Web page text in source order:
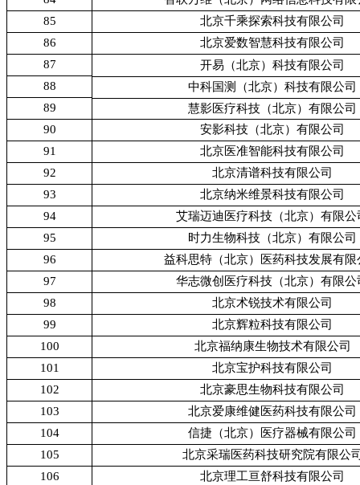
85
北京千乘探索科技有限公司
86
北京爱数智慧科技有限公司
87
开易（北京）科技有限公司
88
中科国测（北京）科技有限公司
89
慧影医疗科技（北京）有限公司
90
安影科技（北京）有限公司
91
北京医准智能科技有限公司
92
北京清谱科技有限公司
93
北京纳米维景科技有限公司
94
艾瑞迈迪医疗科技（北京）有限公
95
时力生物科技（北京）有限公司
96
益科思特（北京）医药科技发展有限
97
华志微创医疗科技（北京）有限公
98
北京术锐技术有限公司
99
北京辉粒科技有限公司
100
北京福纳康生物技术有限公司
101
北京宝护科技有限公司
102
北京豪思生物科技有限公司
103
北京爱康维健医药科技有限公司
104
信捷（北京）医疗器械有限公司
105
北京采瑞医药科技研究院有限公
106
北京理工亘舒科技有限公司